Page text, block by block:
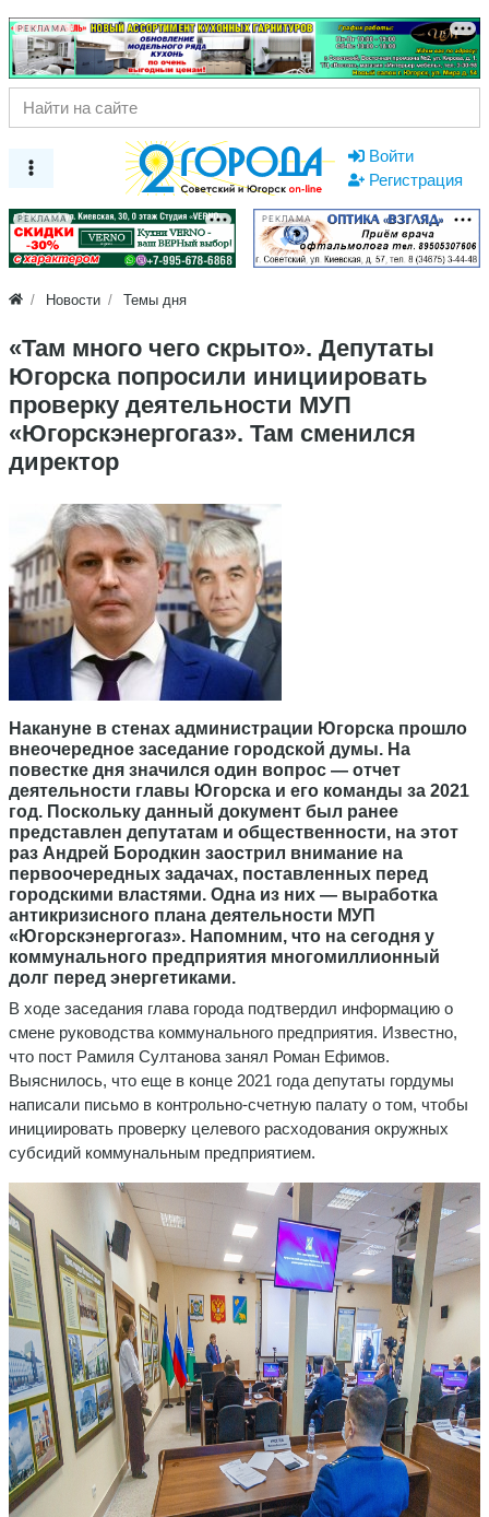
РЕКЛАМА
Войти
Регистрация
РЕКЛАМА РЕКЛАМА
Новости Темы дня
«Там много чего скрыто». Депутаты
Югорска попросили инициировать
проверку деятельности МУП
«Югорскэнергогаз». Там сменился
директор
Накануне в стенах администрации Югорска прошло
внеочередное заседание городской думы. На
повестке дня значился один вопрос — отчет
деятельности главы Югорска и его команды за 2021
год. Поскольку данный документ был ранее
представлен депутатам и общественности, на этот
раз Андрей Бородкин заострил внимание на
первоочередных задачах, поставленных перед
городскими властями. Одна из них — выработка
антикризисного плана деятельности МУП
«Югорскэнергогаз». Напомним, что на сегодня у
коммунального предприятия многомиллионный
долг перед энергетиками.
В ходе заседания глава города подтвердил информацию о
смене руководства коммунального предприятия. Известно,
что пост Рамиля Султанова занял Роман Ефимов.
Выяснилось, что еще в конце 2021 года депутаты гордумы
написали письмо в контрольно-счетную палату о том, чтобы
инициировать проверку целевого расходования окружных
субсидий коммунальным предприятием.